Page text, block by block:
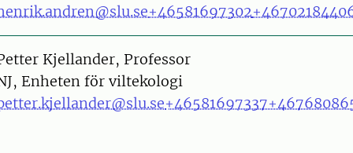
+46581697302
Kjellander, Professor
Enheten för viltekologi
+46581697337